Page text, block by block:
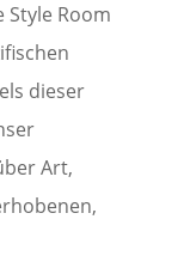
Room
dieser
Art,